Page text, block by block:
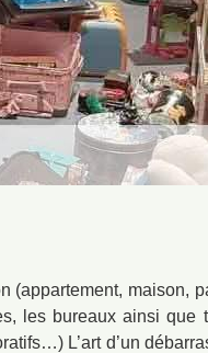
(appartement, maison,
les bureaux ainsi que
L’art d’un